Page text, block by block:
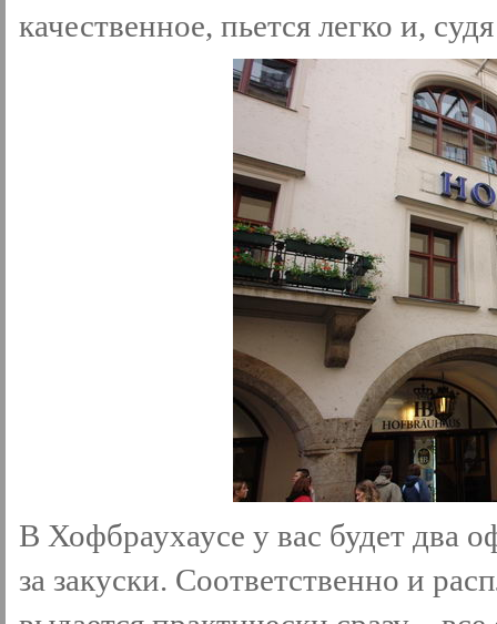
качественное, пьется легко и,
В Хофбраухаусе у вас будет два
за закуски. Соответственно и